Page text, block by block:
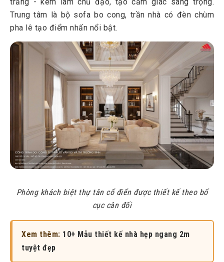
Trung tâm là bộ sofa bo cong, trần nhà có đèn chùm
pha lê tạo điểm nhấn nổi bật.
Phòng khách biệt thự tân cổ điển được thiết kế theo bố
cục cân đối
Xem thêm: 10+ Mẫu thiết kế nhà hẹp ngang 2m
tuyệt đẹp